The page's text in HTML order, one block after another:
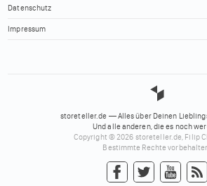
Datenschutz
Impressum
storeteller.de — Alles über Deinen
Und alle anderen, die es noch
Copyright © 2026 storeteller.de, Filip
Bestimmte Rechte